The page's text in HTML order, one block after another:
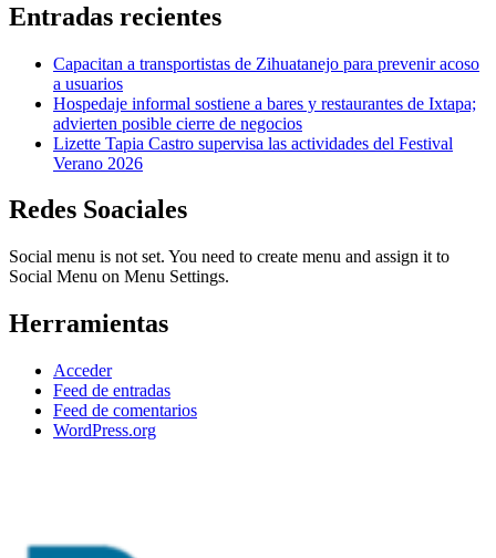
Entradas recientes
Capacitan a transportistas de Zihuatanejo para prevenir acoso
a usuarios
Hospedaje informal sostiene a bares y restaurantes de Ixtapa;
advierten posible cierre de negocios
Lizette Tapia Castro supervisa las actividades del Festival
Verano 2026
Redes Soaciales
Social menu is not set. You need to create menu and assign it to
Social Menu on Menu Settings.
Herramientas
Acceder
Feed de entradas
Feed de comentarios
WordPress.org